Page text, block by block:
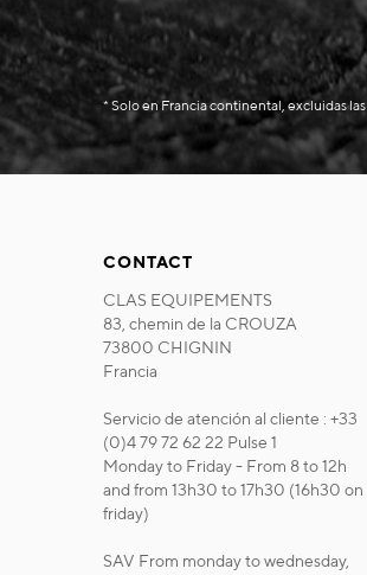
* Solo en Francia continental, excluidas
CONTACT
CLAS EQUIPEMENTS
83, chemin de la CROUZA
73800 CHIGNIN
Francia
Servicio de atención al cliente : +33
(0)4 79 72 62 22 Pulse 1
Monday to Friday - From 8 to 12h
and from 13h30 to 17h30 (16h30 on
friday)
SAV From monday to wednesday,